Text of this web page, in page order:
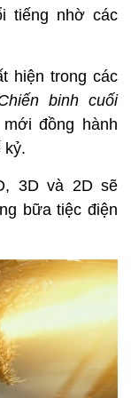
tiếng nhờ các
hiện trong các
binh cuối
đồng hành
kỷ.
3D và 2D sẽ
bữa tiệc điện